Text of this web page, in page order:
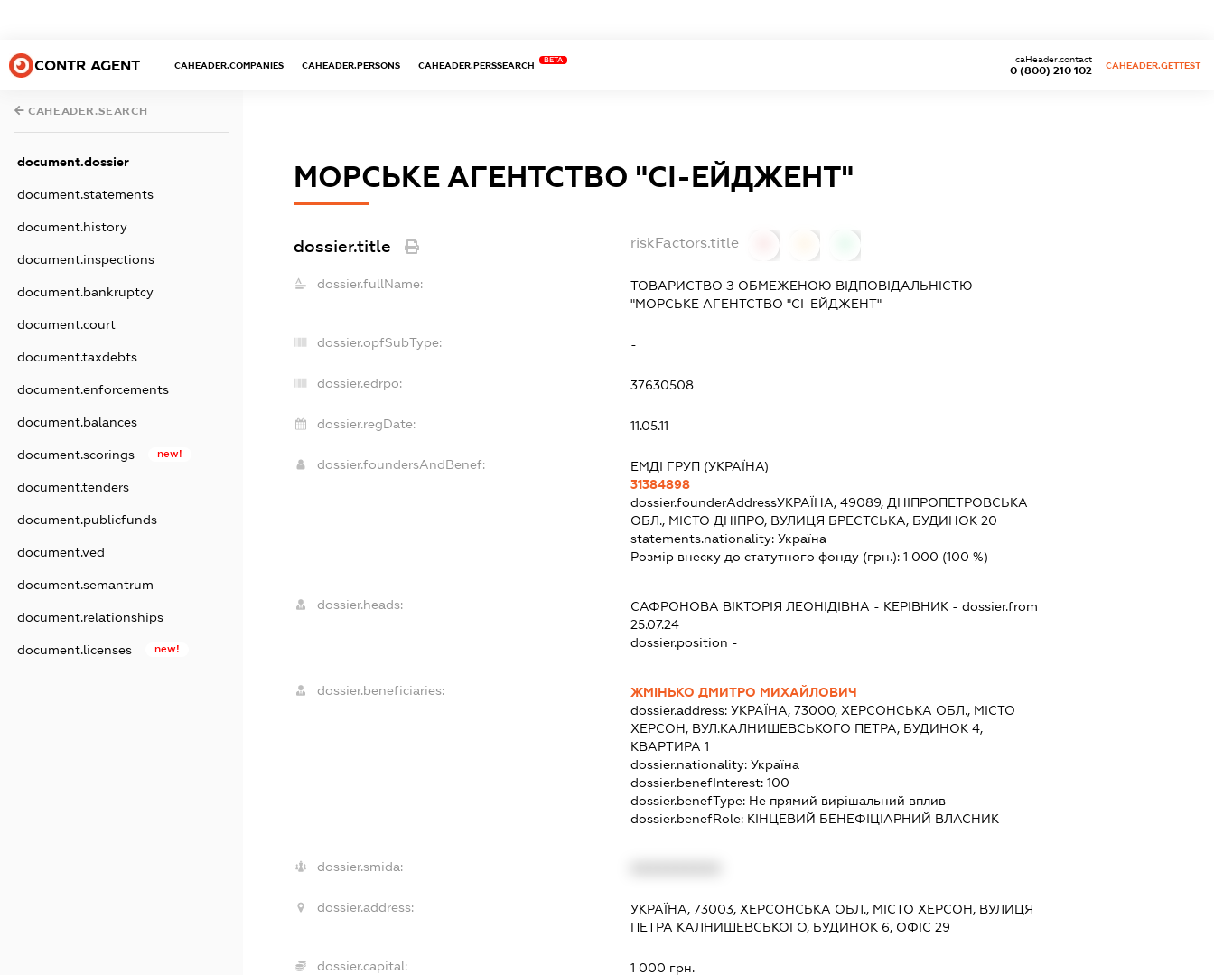
CONTR AGENT CAHEADER.COMPANIES CAHEADER.PERSONS CAHEADER.PERSSEARCH
BETA
0 (800) 210 102
caHeader.contact
CAHEADER.GETTEST
CAHEADER.SEARCH
document.dossier
document.statements
document.history
document.inspections
document.bankruptcy
document.court
document.taxdebts
document.enforcements
document.balances
document.scorings new!
document.tenders
document.publicfunds
document.ved
document.semantrum
document.relationships
document.licenses new!
МОРСЬКЕ АГЕНТСТВО "СІ-ЕЙДЖЕНТ"
dossier.title riskFactors.title
dossier.fullName:
ТОВАРИСТВО З ОБМЕЖЕНОЮ ВІДПОВІДАЛЬНІСТЮ
"МОРСЬКЕ АГЕНТСТВО "СІ-ЕЙДЖЕНТ"
dossier.opfSubType: -
dossier.edrpo: 37630508
dossier.regDate: 11.05.11
dossier.foundersAndBenef:
ЕМДІ ГРУП (УКРАЇНА)
31384898
dossier.founderAddressУКРАЇНА, 49089, ДНІПРОПЕТРОВСЬКА
ОБЛ., МІСТО ДНІПРО, ВУЛИЦЯ БРЕСТСЬКА, БУДИНОК 20
statements.nationality: Україна
Розмір внеску до статутного фонду (грн.): 1 000 (100 %)
dossier.heads: САФРОНОВА ВІКТОРІЯ ЛЕОНІДІВНА - КЕРІВНИК - dossier.from
25.07.24
dossier.position -
dossier.beneficiaries:
ЖМІНЬКО ДМИТРО МИХАЙЛОВИЧ
dossier.address: УКРАЇНА, 73000, ХЕРСОНСЬКА ОБЛ., МІСТО
ХЕРСОН, ВУЛ.КАЛНИШЕВСЬКОГО ПЕТРА, БУДИНОК 4,
КВАРТИРА 1
dossier.nationality: Україна
dossier.benefInterest: 100
dossier.benefType: Не прямий вирішальний вплив
dossier.benefRole: КІНЦЕВИЙ БЕНЕФІЦІАРНИЙ ВЛАСНИК
dossier.smida:
dossier.address:
УКРАЇНА, 73003, ХЕРСОНСЬКА ОБЛ., МІСТО ХЕРСОН, ВУЛИЦЯ
ПЕТРА КАЛНИШЕВСЬКОГО, БУДИНОК 6, ОФІС 29
dossier.capital: 1 000 грн.